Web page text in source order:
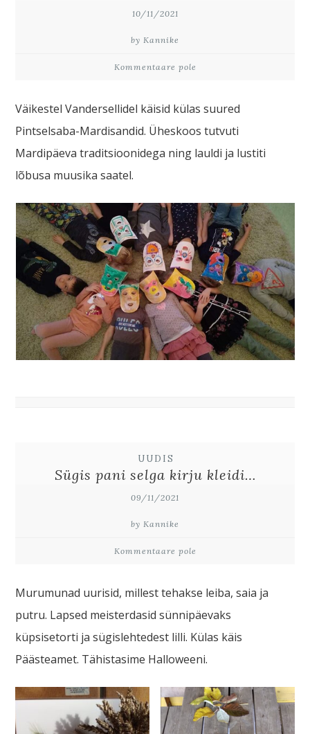
10/11/2021
by Kannike
Kommentaare pole
Väikestel Vandersellidel käisid külas suured
Pintselsaba-Mardisandid. Üheskoos tutvuti
Mardipäeva traditsioonidega ning lauldi ja lustiti
lõbusa muusika saatel.
UUDIS
Sügis pani selga kirju kleidi…
09/11/2021
by Kannike
Kommentaare pole
Murumunad uurisid, millest tehakse leiba, saia ja
putru. Lapsed meisterdasid sünnipäevaks
küpsisetorti ja sügislehtedest lilli. Külas käis
Päästeamet. Tähistasime Halloweeni.